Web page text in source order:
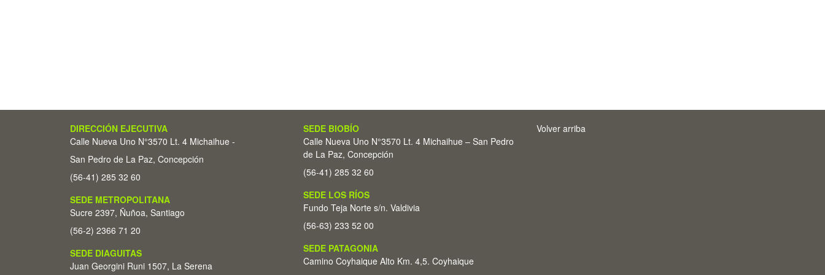
DIRECCIÓN EJECUTIVA
Calle Nueva Uno N°3570 Lt. 4 Michaihue -
San Pedro de La Paz, Concepción
(56-41) 285 32 60
SEDE METROPOLITANA
Sucre 2397, Ñuñoa, Santiago
(56-2) 2366 71 20
SEDE DIAGUITAS
Juan Georgini Runi 1507, La Serena
SEDE BIOBÍO
Calle Nueva Uno N°3570 Lt. 4 Michaihue – San Pedro
de La Paz, Concepción
(56-41) 285 32 60
SEDE LOS RÍOS
Fundo Teja Norte s/n. Valdivia
(56-63) 233 52 00
SEDE PATAGONIA
Camino Coyhaique Alto Km. 4,5. Coyhaique
Volver arriba